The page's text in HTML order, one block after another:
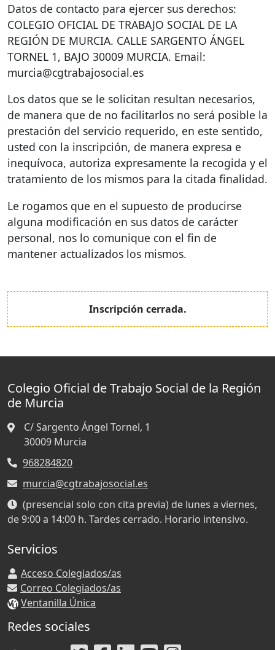
Datos de contacto para ejercer sus derechos:
COLEGIO OFICIAL DE TRABAJO SOCIAL DE LA
REGIÓN DE MURCIA. CALLE SARGENTO ÁNGEL
TORNEL 1, BAJO 30009 MURCIA. Email:
murcia@cgtrabajosocial.es
Los datos que se le solicitan resultan necesarios,
de manera que de no facilitarlos no será posible la
prestación del servicio requerido, en este sentido,
usted con la inscripción, de manera expresa e
inequívoca, autoriza expresamente la recogida y el
tratamiento de los mismos para la citada finalidad.
Le rogamos que en el supuesto de producirse
alguna modificación en sus datos de carácter
personal, nos lo comunique con el fin de
mantener actualizados los mismos.
Inscripción cerrada.
Colegio Oficial de Trabajo Social de la Región
de Murcia
C/ Sargento Ángel Tornel, 1
30009 Murcia
968284820
murcia@cgtrabajosocial.es
(presencial solo con cita previa) de lunes a viernes,
de 9:00 a 14:00 h. Tardes cerrado. Horario intensivo.
Servicios
Acceso Colegiados/as
Correo Colegiados/as
Ventanilla Única
Redes sociales